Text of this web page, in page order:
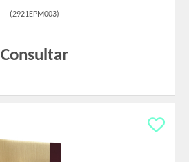
(2921EPM003)
Consultar